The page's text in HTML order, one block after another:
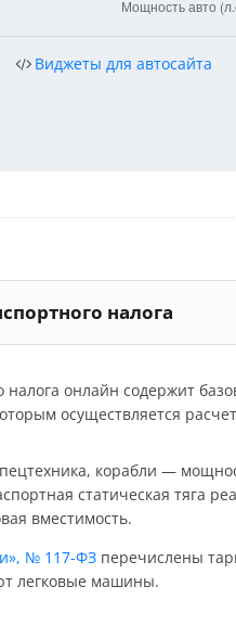
Виджеты для автосайта
налога
налога онлайн содержит
осуществляется
корабли —
статическая тяга
вместимость.
№ 117-ФЗперечислены
легковые машины.